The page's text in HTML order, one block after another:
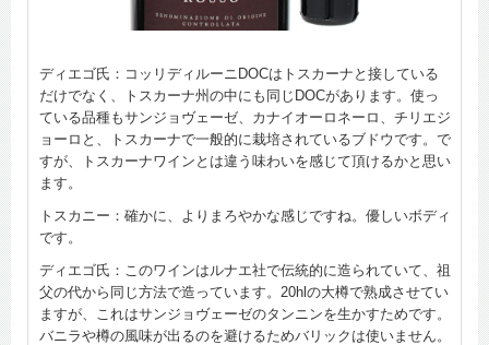
ディエゴ氏：コッリディルーニDOCはトスカーナと接している
だけでなく、トスカーナ州の中にも同じDOCがあります。使っ
ている品種もサンジョヴェーゼ、カナイオーロネーロ、チリエジ
ョーロと、トスカーナで一般的に栽培されているブドウです。で
すが、トスカーナワインとは違う味わいを感じて頂けるかと思い
ます。
トスカニー：確かに、よりまろやかな感じですね。優しいボディ
です。
ディエゴ氏：このワインはルナエ社で伝統的に造られていて、祖
父の代から同じ方法で造っています。20hlの大樽で熟成させてい
ますが、これはサンジョヴェーゼのタンニンを生かすためです。
バニラや樽の風味が出るのを避けるためバリックは使いません。